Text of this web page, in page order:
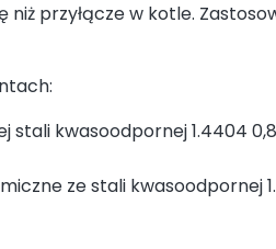
przyłącze w kotle.
stali kwasoodpornej 1.4404
ze stali kwasoodpornej